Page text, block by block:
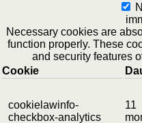
Necessary cookies are
function properly. These
and security features
Cookie
cookielawinfo-
checkbox-analytics
11